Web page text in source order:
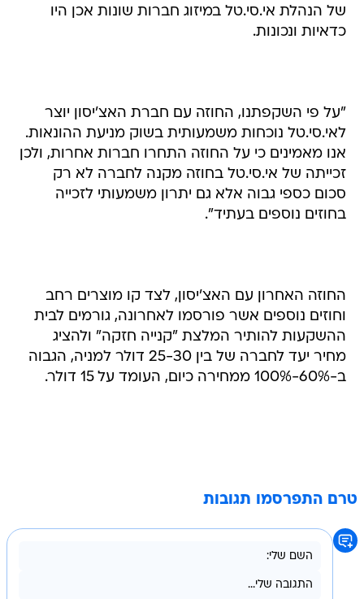
של הנהלת אי.סי.טל במיזוג חברות שונות אכן היו
כדאיות ונכונות.
"על פי השקפתנו, החוזה עם חברת האצ'יסון יוצר
לאי.סי.טל נוכחות משמעותית בשוק מניעת ההונאות.
אנו מאמינים כי על החוזה התחרו חברות אחרות, ולכן
זכייתה של אי.סי.טל בחוזה מקנה לחברה לא רק
סכום כספי גבוה אלא גם יתרון משמעותי לזכייה
בחוזים נוספים בעתיד".
החוזה האחרון עם האצ'יסון, לצד קו מוצרים רחב
וחוזים נוספים אשר פורסמו לאחרונה, גורמים לבית
ההשקעות להותיר המלצת "קנייה חזקה" ולהציג
מחיר יעד לחברה של בין 25-30 דולר למניה, הגבוה
ב-60%-100% ממחירה כיום, העומד על 15 דולר.
טרם התפרסמו תגובות